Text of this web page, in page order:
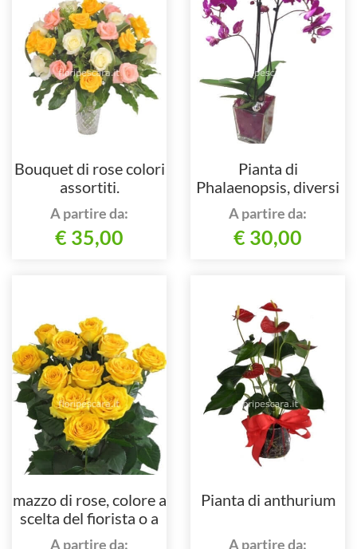
Bouquet di rose colori
assortiti.
A partire da:
€ 35,00
Pianta di
Phalaenopsis, diversi
colori.
A partire da:
€ 30,00
mazzo di rose, colore a
scelta del fiorista o a
richiesta del cliente.
A partire da:
Pianta di anthurium
A partire da: